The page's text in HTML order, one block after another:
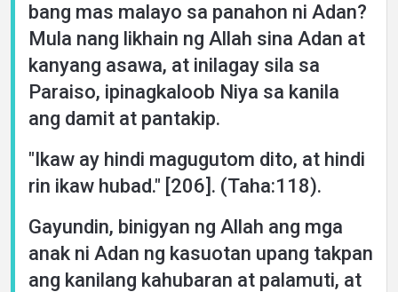
bang mas malayo sa panahon ni Adan?
Mula nang likhain ng Allah sina Adan at
kanyang asawa, at inilagay sila sa
Paraiso, ipinagkaloob Niya sa kanila
ang damit at pantakip.
"Ikaw ay hindi magugutom dito, at hindi
rin ikaw hubad." [206]. (Taha:118).
Gayundin, binigyan ng Allah ang mga
anak ni Adan ng kasuotan upang takpan
ang kanilang kahubaran at palamuti, at